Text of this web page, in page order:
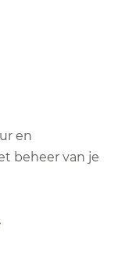
en
beheer van je